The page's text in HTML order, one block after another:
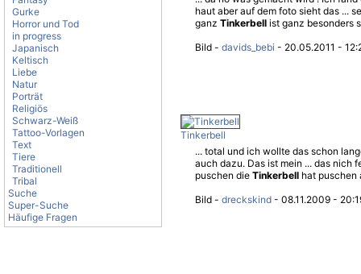
Gurke
Horror und Tod
in progress
Japanisch
Keltisch
Liebe
Natur
Porträt
Religiös
Schwarz-Weiß
Tattoo-Vorlagen
Text
Tiere
Traditionell
Tribal
Suche
Super-Suche
Häufige Fragen
haut aber auf dem foto sieht das ...
ganz Tinkerbell ist ganz besonders
Bild - davids_bebi - 20.05.2011 -
Tinkerbell
... total und ich wollte das schon
auch dazu. Das ist mein ... das nich
puschen die Tinkerbell hat puschen
Bild - dreckskind - 08.11.2009 -